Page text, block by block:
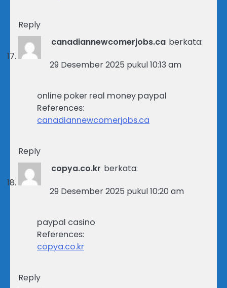
Reply
canadiannewcomerjobs.ca berkata:
29 Desember 2025 pukul 10:13 am
online poker real money paypal
References:
canadiannewcomerjobs.ca
Reply
copya.co.kr berkata:
29 Desember 2025 pukul 10:20 am
paypal casino
References:
copya.co.kr
Reply